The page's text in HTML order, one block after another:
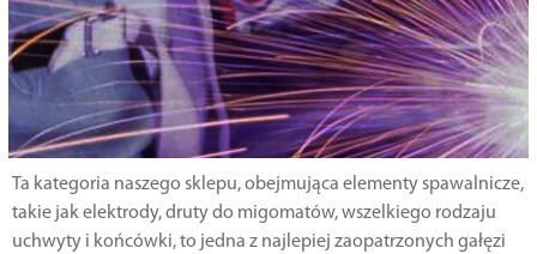
Ta kategoria naszego sklepu, obejmująca elementy spawalnicze,
takie jak elektrody, druty do migomatów, wszelkiego rodzaju
uchwyty i końcówki, to jedna z najlepiej zaopatrzonych gałęzi